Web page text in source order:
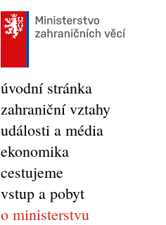
úvodní stránka
zahraniční vztahy
události a média
ekonomika
cestujeme
vstup a pobyt
o ministerstvu